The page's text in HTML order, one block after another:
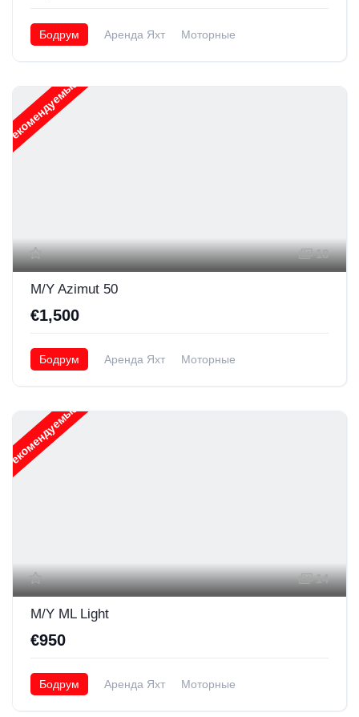
Бодрум Аренда Яхт Моторные
Рекомендуемые
18
M/Y Azimut 50
€1,500
Бодрум Аренда Яхт Моторные
Рекомендуемые
14
M/Y ML Light
€950
Бодрум Аренда Яхт Моторные